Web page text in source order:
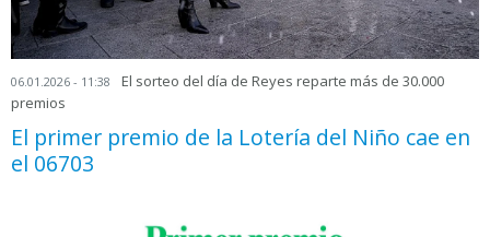
06.01.2026 - 11:38
El sorteo del día de Reyes reparte más de 30.000
premios
El primer premio de la Lotería del Niño cae en
el 06703